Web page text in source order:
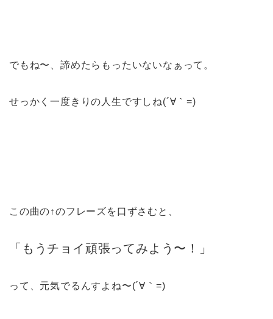
でもね〜、諦めたらもったいないなぁって。
せっかく一度きりの人生ですしね(´∀｀=)
この曲の↑のフレーズを口ずさむと、
「もうチョイ頑張ってみよう〜！」
って、元気でるんすよね〜(´∀｀=)